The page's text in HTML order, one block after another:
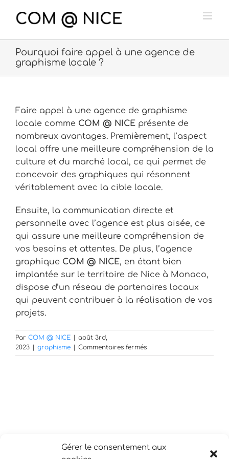
Gérer le consentement aux
Pourquoi faire appel à une agence de
graphisme locale ?
Faire appel à une agence de graphisme
locale comme COM @ NICE présente de
nombreux avantages. Premièrement, l’aspect
local offre une meilleure compréhension de la
culture et du marché local, ce qui permet de
concevoir des graphiques qui résonnent
véritablement avec la cible locale.
Ensuite, la communication directe et
personnelle avec l’agence est plus aisée, ce
qui assure une meilleure compréhension de
vos besoins et attentes. De plus, l’agence
graphique COM @ NICE, en étant bien
implantée sur le territoire de Nice à Monaco,
dispose d’un réseau de partenaires locaux
qui peuvent contribuer à la réalisation de vos
projets.
Par COM @ NICE
août 3rd,
2023
graphisme Commentaires ferméssur
Pourquoi
?